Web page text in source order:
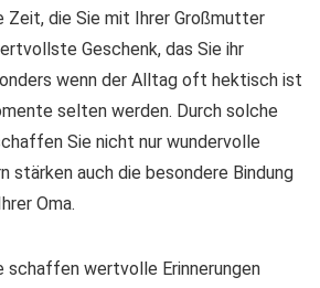
Zeit, die Sie mit Ihrer Großmutter
Geschenk, das Sie ihr
wenn der Alltag oft hektisch ist
selten werden. Durch solche
Sie nicht nur wundervolle
stärken auch die besondere Bindung
Oma.
schaffen wertvolle Erinnerungen